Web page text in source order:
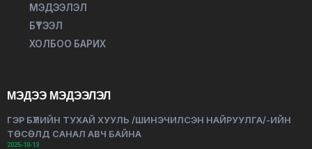
МЭДЭЭЛЭЛ
БҮТЭЭЛ
ХОЛБОО БАРИХ
МЭДЭЭ МЭДЭЭЛЭЛ
ГЭР БҮЛИЙН ТУХАЙ ХУУЛЬ /ШИНЭЧИЛСЭН НАЙРУУЛГА/-ИЙН
ТӨСӨЛД САНАЛ АВЧ БАЙНА
2025-10-13